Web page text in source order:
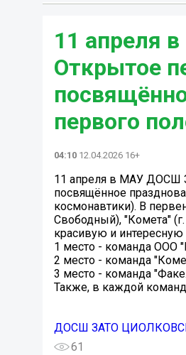
11 апреля
Открытое
первого
04:10 12.04.2026 16+
11 апреля в МАУ ДОСШ
посвящённое
космонавтики). В
Свободный), "Комета"
красивую и
1 место - команда ООО
2 место - команда
3 место - команда
Также, в каждой
ДОСШ ЗАТО
61